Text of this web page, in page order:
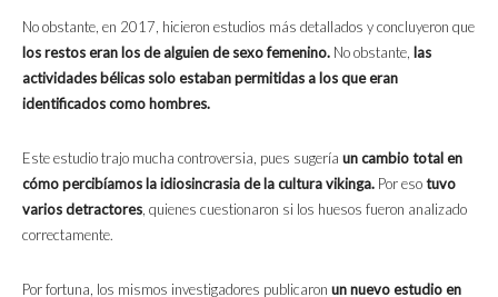
No obstante, en 2017, hicieron estudios más detallados y concluyeron que
los restos eran los de alguien de sexo femenino. No obstante, las
actividades bélicas solo estaban permitidas a los que eran
identificados como hombres.
Este estudio trajo mucha controversia, pues sugería un cambio total en
cómo percibíamos la idiosincrasia de la cultura vikinga. Por esotuvo
varios detractores , quienes cuestionaron si los huesos fueron analizado
correctamente.
Por fortuna, los mismos investigadores publicaron un nuevo estudio en